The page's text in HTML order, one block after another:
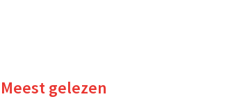
Meest gelezen